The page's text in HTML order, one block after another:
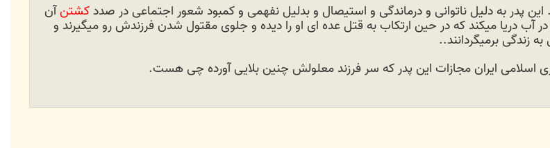
پدر به دلیل ناتوانی و درماندگی و استیصال و بدلیل نفهمی و کمبود شعور اجتماعی در صدد کشتنآن
در آب دریا میکند که در حین ارتکاب به قتل عده ای او را دیده و جلوی مقتول شدن فرزندش رو میگیرند و
زندگی برمیگردانند..
اسلامی ایران مجازات این پدر که سر فرزند معلولش چنین بلایی آورده چی هست.